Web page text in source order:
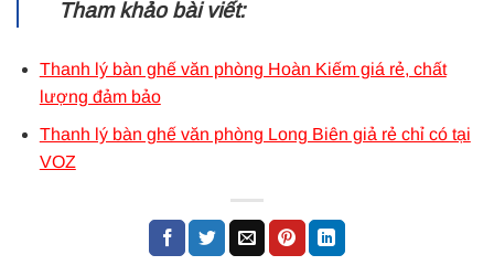
Tham khảo bài viết:
Thanh lý bàn ghế văn phòng Hoàn Kiếm giá rẻ, chất
lượng đảm bảo
Thanh lý bàn ghế văn phòng Long Biên giả rẻ chỉ có tại
VOZ